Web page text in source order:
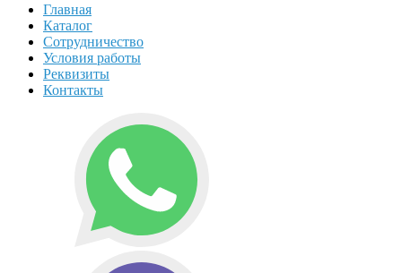
Главная
Каталог
Сотрудничество
Условия работы
Реквизиты
Контакты